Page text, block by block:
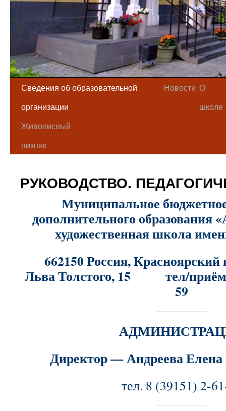
Сведения об образовательной
организации
Новости О
школе
Живописный
пикник
РУКОВОДСТВО.
Муниципальное
дополнительного образования
художественная школа
662150 Россия, Красноярский
Льва Толстого, 15 тел/
59
Директор — Андреева
тел. 8 (39151) 2-